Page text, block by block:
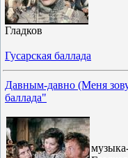
Гладков
Гусарская баллада
Давным-давно (Меня
баллада"